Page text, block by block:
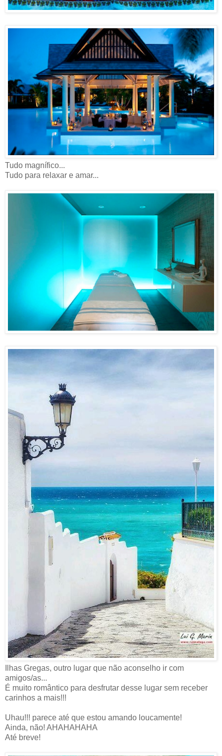
Tudo magnífico...
Tudo para relaxar e amar...
Ilhas Gregas, outro lugar que não aconselho ir com
amigos/as...
É muito romântico para desfrutar desse lugar sem receber
carinhos a mais!!!
Uhau!!! parece até que estou amando loucamente!
Ainda, não! AHAHAHAHA
Até breve!